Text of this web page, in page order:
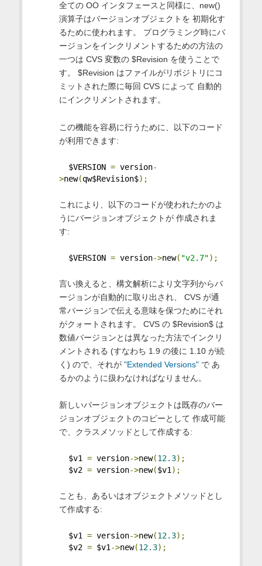
全ての OO インタフェースと同様に、new()
演算子はバージョンオブジェクトを 初期化す
るために使われます。 プログラミング時にバ
ージョンをインクリメントするための方法の
一つは CVS 変数の $Revision を使うことで
す。 $Revision はファイルがリポジトリにコ
ミットされた際に毎回 CVS によって 自動的
にインクリメントされます。
この機能を容易に行うために、以下のコード
が利用できます:
$VERSION = version-
>new(qw$Revision$);
これにより、以下のコードが使われたかのよ
うにバージョンオブジェクトが 作成されま
す:
$VERSION = version->new( "v2.7");
言い換えると、構文解析により文字列からバ
ージョンが自動的に取り出され、 CVS が通
常バージョンで伝える意味を保つためにそれ
がクォートされます。 CVS の $Revision$ は
数値バージョンとは異なった方法でインクリ
メントされる (すなわち 1.9 の後に 1.10 が続
く) ので、それが "Extended Versions"で あ
るかのように扱わなければなりません。
新しいバージョンオブジェクトは既存のバー
ジョンオブジェクトのコピーとして 作成可能
で、クラスメソッドとして作成する:
$v1 = version->new(12.3);
$v2 = version->new($v1 );
ことも、あるいはオブジェクトメソッドとし
て作成する:
$v1 = version->new(12.3);
$v2 = $v1 ->new(12.3);